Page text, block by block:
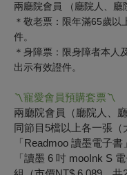
兩廳院會員 （廳院人、廳
＊敬老票：限年滿65歲以
件。
＊身障票：限身障者本人
出示有效證件。
〽︎寵愛會員預購套票〽︎
兩廳院會員（廳院人、
同節目5檔以上各一張
「Readmoo 讀墨電子
「讀墨 6 吋 mooInk S